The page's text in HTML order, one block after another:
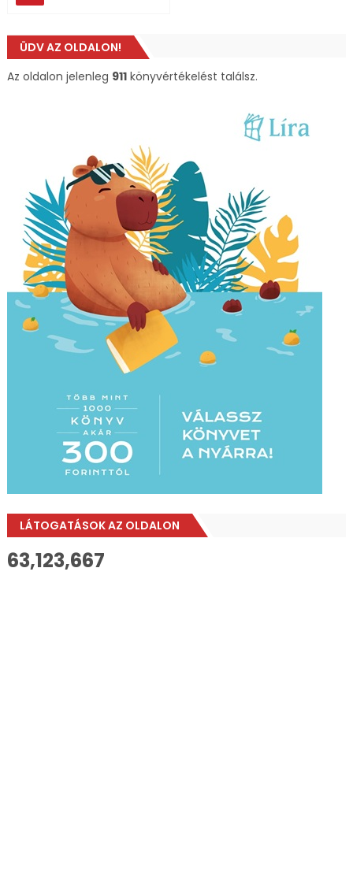
ÜDV AZ OLDALON!
Az oldalon jelenleg 911könyvértékelést találsz.
LÁTOGATÁSOK AZ OLDALON
63,123,667